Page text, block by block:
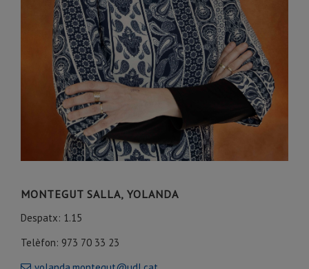
MONTEGUT SALLA, YOLANDA
Despatx: 1.15
Telèfon: 973 70 33 23